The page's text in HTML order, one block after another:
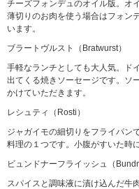
チーズフォンデュのオイル版。オ
薄切りのお肉を使う場合はフォン
います。
ブラートヴルスト（Bratwurst）
手軽なランチとしても大人気。ド
出てくる焼きソーセージです。ソ
かけていただきます。
レシュティ（Rosti）
ジャガイモの細切りをフライパン
料理の１つです。小腹がすいた時
ビュンドナーフライッシュ（
スパイスと調味液に漬け込んだ牛